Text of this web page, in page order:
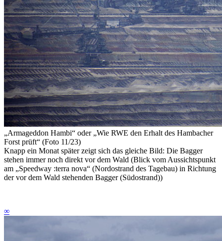
„Armageddon Hambi“ oder„Wie RWE den Erhalt des Hambacher
Forst prüft“ (Foto 11/23)
Knapp ein Monat später zeigt sich das gleiche Bild: Die Bagger
stehen immer noch direkt vor dem Wald (Blick vom Aussichtspunkt
am „Speedway :terra nova“ (Nordostrand des Tagebau) in Richtung
der vor dem Wald stehenden Bagger (Südostrand))
∞